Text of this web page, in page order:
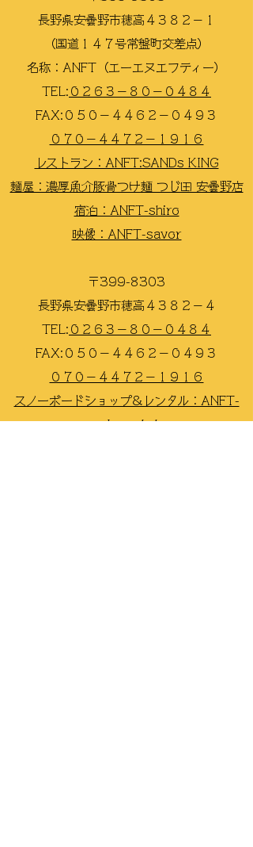
長野県安曇野市穂高４３８２−１
（国道１４７号常盤町交差点）
名称：ANFT（エーエヌエフティー）
TEL:​ ０２６３−８０−０４８４
FAX: ​０５０−４４６２−０４９３
０７０−４４７２−１９１６
レストラン：ANFT:SANDs KING
麺屋：濃厚魚介豚骨つけ麺 つじ田 安曇野店
宿泊：ANFT-shiro
映像：ANFT-savor
〒399-8303
長野県安曇野市穂高４３８２−４
TEL: ​０２６３−８０−０４８４
FAX: ​０５０−４４６２−０４９３
​０７０−４４７２−１９１６
スノーボードショップ&レンタル：ANFT-
snowboard shop